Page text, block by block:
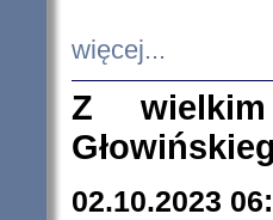
więcej...
Z
02.10.2023